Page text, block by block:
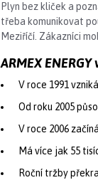
Plyn bez kliček a
třeba komunikovat
Meziříčí. Zákazníci
ARMEX
V roce 1991
Od roku 2005
V roce 2006
Má více jak 55
Roční tržby